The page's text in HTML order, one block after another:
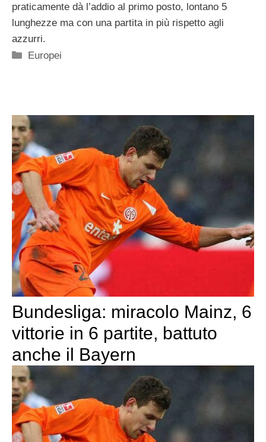
praticamente dà l’addio al primo posto, lontano 5
lunghezze ma con una partita in più rispetto agli
azzurri.
Categorie
Europei
Bundesliga: miracolo Mainz, 6
vittorie in 6 partite, battuto
anche il Bayern